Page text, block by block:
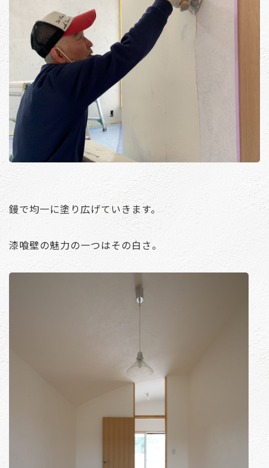
鏝で均一に塗り広げていきます。
漆喰壁の魅力の一つはその白さ。